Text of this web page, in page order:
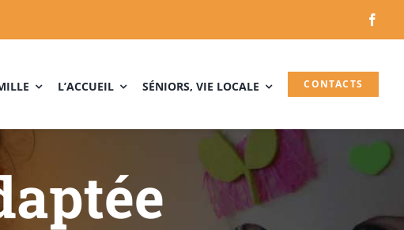
L’ACCUEIL SÉNIORS, VIE LOCALE CONTACTS